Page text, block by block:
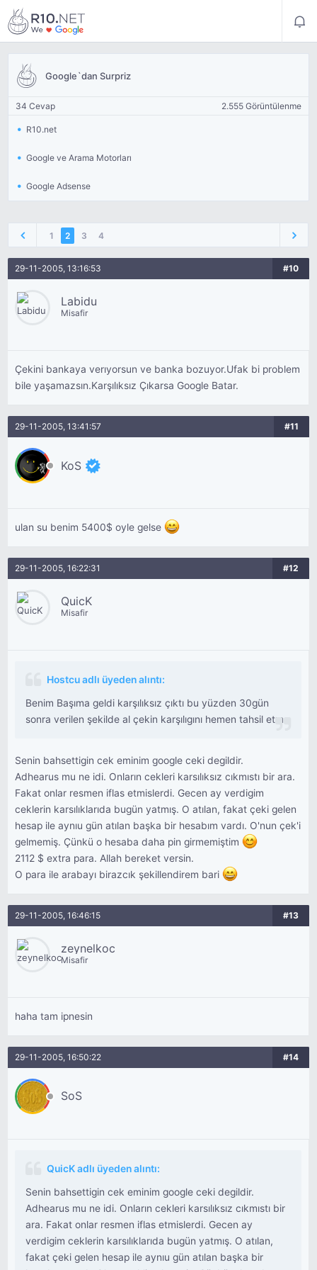
Google`dan Surpriz
34 Cevap 2.555 Görüntülenme
R10.net
Google ve Arama Motorları
Google Adsense
1 2 3 4
29-11-2005, 13:16:53 #10
Labidu
Misafir
Çekini bankaya verıyorsun ve banka bozuyor.Ufak bi problem
bile yaşamazsın.Karşılıksız Çıkarsa Google Batar.
29-11-2005, 13:41:57 #11
KoS
ulan su benim 5400$ oyle gelse
29-11-2005, 16:22:31 #12
QuicK
Misafir
Hostcu adlı üyeden alıntı:
Benim Başıma geldi karşılıksız çıktı bu yüzden 30gün
sonra verilen şekilde al çekin karşılıgını hemen tahsil etme
Senin bahsettigin cek eminim google ceki degildir.
Adhearus mu ne idi. Onların cekleri karsılıksız cıkmıstı bir ara.
Fakat onlar resmen iflas etmislerdi. Gecen ay verdigim
ceklerin karsılıklarıda bugün yatmış. O atılan, fakat çeki gelen
hesap ile aynıu gün atılan başka bir hesabım vardı. O'nun çek'i
gelmemiş. Çünkü o hesaba daha pin girmemiştim
2112 $ extra para. Allah bereket versin.
O para ile arabayı birazcık şekillendirem bari
29-11-2005, 16:46:15 #13
zeynelkoc
Misafir
haha tam ipnesin
29-11-2005, 16:50:22 #14
SoS
QuicK adlı üyeden alıntı:
Senin bahsettigin cek eminim google ceki degildir.
Adhearus mu ne idi. Onların cekleri karsılıksız cıkmıstı bir
ara. Fakat onlar resmen iflas etmislerdi. Gecen ay
verdigim ceklerin karsılıklarıda bugün yatmış. O atılan,
fakat çeki gelen hesap ile aynıu gün atılan başka bir